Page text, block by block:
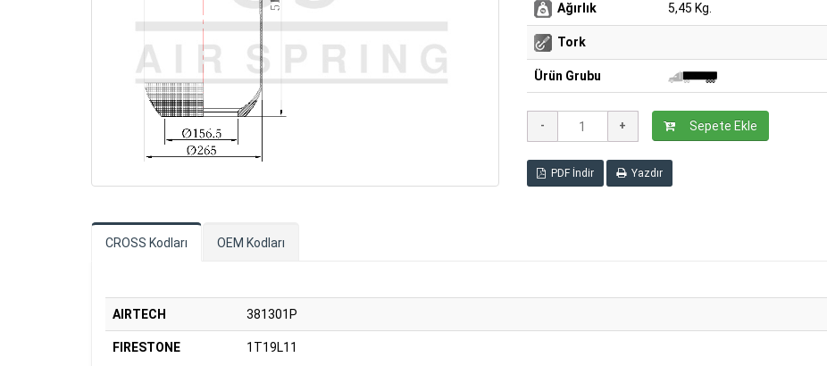
Ağırlık 5,45 Kg.
Tork
Ürün Grubu
Sepete Ekle
PDF İndir Yazdır
CROSS Kodları OEM Kodları
AIRTECH 381301P
FIRESTONE 1T19L11